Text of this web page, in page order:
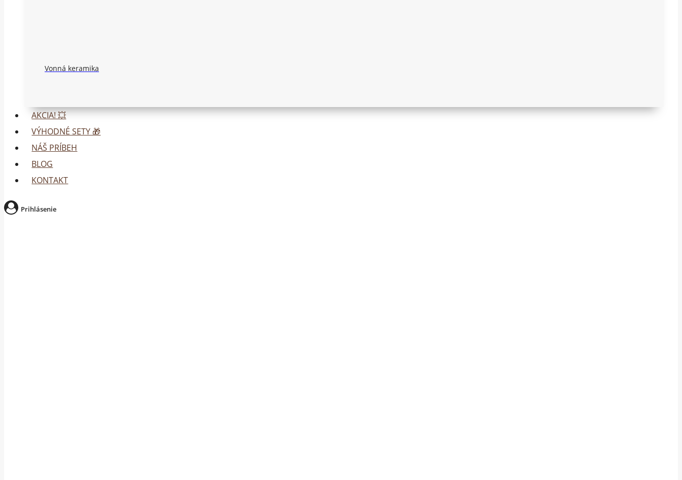
Vonná keramika
AKCIA! 💥
VÝHODNÉ SETY 🎁
NÁŠ PRÍBEH
BLOG
KONTAKT
Prihlásenie